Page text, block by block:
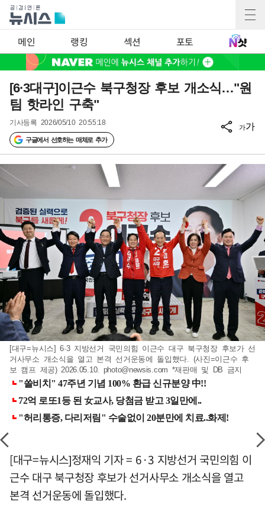
메인 랭킹 섹션 포토
[6·3대구]이근수 북구청장 후보 개소식…"원
팀 핫라인 구축"
기사등록 2026/05/10 20:55:18
구글에서 선호하는 매체로 추가
가가
[대구=뉴시스] 6·3 지방선거 국민의힘 이근수 대구 북구청장 후보가 선
거사무소 개소식을 열고 본격 선거운동에 돌입했다. (사진=이근수 후
보 캠프 제공) 2026.05.10. photo@newsis.com *재판매 및 DB 금지
[대구=뉴시스]정재익 기자 = 6·3 지방선거 국민의힘 이
근수 대구 북구청장 후보가 선거사무소 개소식을 열고
본격 선거운동에 돌입했다.